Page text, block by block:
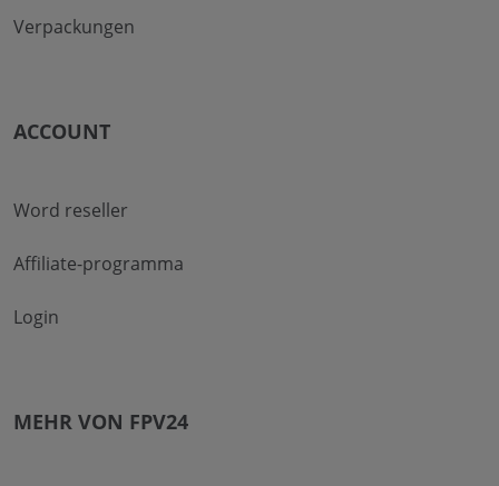
Verpackungen
ACCOUNT
Word reseller
Affiliate-programma
Login
MEHR VON FPV24